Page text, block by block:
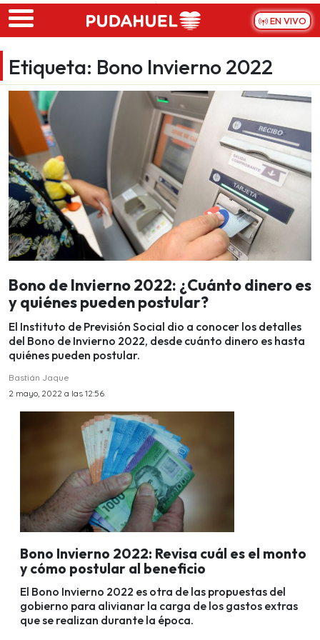
Skip to main content
EN VIVO
Etiqueta: Bono Invierno 2022
Bono de Invierno 2022: ¿Cuánto dinero es
y quiénes pueden postular?
El Instituto de Previsión Social dio a conocer los detalles
del Bono de Invierno 2022, desde cuánto dinero es hasta
quiénes pueden postular.
Bastián Jaque
2 mayo, 2022 a las 12:56
Bono Invierno 2022: Revisa cuál es el monto
y cómo postular al beneficio
El Bono Invierno 2022 es otra de las propuestas del
gobierno para alivianar la carga de los gastos extras
que se realizan durante la época.